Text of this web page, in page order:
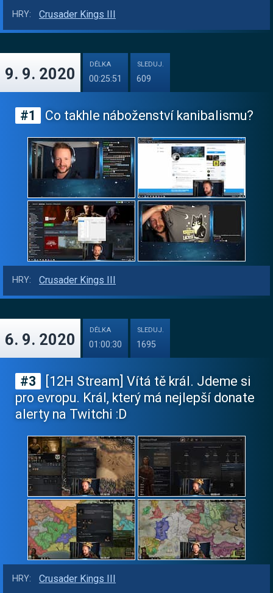
HRY: Crusader Kings III
9. 9. 2020
DÉLKA
00:25:51
SLEDUJ.
609
#1 Co takhle náboženství kanibalismu?
HRY: Crusader Kings III
6. 9. 2020
DÉLKA
01:00:30
SLEDUJ.
1695
#3
[12H Stream] Vítá tě král. Jdeme si
pro evropu. Král, který má nejlepší donate
alerty na Twitchi :D
HRY: Crusader Kings III